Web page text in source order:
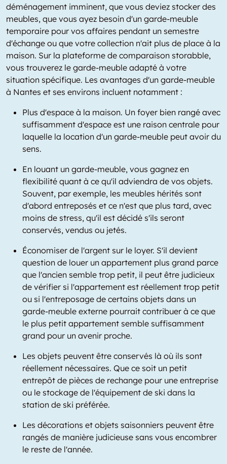
déménagement imminent, que vous deviez stocker des
meubles, que vous ayez besoin d'un garde-meuble
temporaire pour vos affaires pendant un semestre
d'échange ou que votre collection n'ait plus de place à la
maison. Sur la plateforme de comparaison storabble,
vous trouverez le garde-meuble adapté à votre
situation spécifique. Les avantages d'un garde-meuble
à Nantes et ses environs incluent notamment :
Plus d'espace à la maison. Un foyer bien rangé avec
suffisamment d'espace est une raison centrale pour
laquelle la location d'un garde-meuble peut avoir du
sens.
En louant un garde-meuble, vous gagnez en
flexibilité quant à ce qu'il adviendra de vos objets.
Souvent, par exemple, les meubles hérités sont
d'abord entreposés et ce n'est que plus tard, avec
moins de stress, qu'il est décidé s'ils seront
conservés, vendus ou jetés.
Économiser de l'argent sur le loyer. S'il devient
question de louer un appartement plus grand parce
que l'ancien semble trop petit, il peut être judicieux
de vérifier si l'appartement est réellement trop petit
ou si l'entreposage de certains objets dans un
garde-meuble externe pourrait contribuer à ce que
le plus petit appartement semble suffisamment
grand pour un avenir proche.
Les objets peuvent être conservés là où ils sont
réellement nécessaires. Que ce soit un petit
entrepôt de pièces de rechange pour une entreprise
ou le stockage de l'équipement de ski dans la
station de ski préférée.
Les décorations et objets saisonniers peuvent être
rangés de manière judicieuse sans vous encombrer
le reste de l'année.